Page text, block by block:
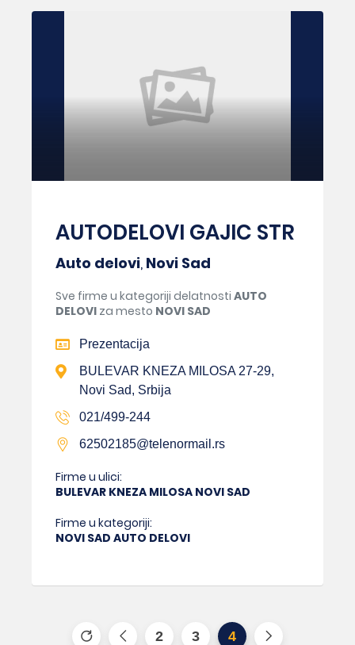
AUTODELOVI GAJIC STR
Auto delovi, Novi Sad
Sve firme u kategoriji delatnosti AUTO
DELOVI za mesto NOVI SAD
Prezentacija
BULEVAR KNEZA MILOSA 27-29,
Novi Sad, Srbija
021/499-244
62502185@telenormail.rs
Firme u ulici:
BULEVAR KNEZA MILOSA NOVI SAD
Firme u kategoriji:
NOVI SAD AUTO DELOVI
2 3 4